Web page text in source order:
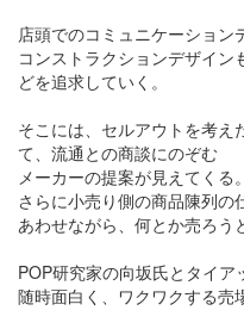
店頭でのコミュニケーション
コンストラクションデザイ
どを追求していく。
そこには、セルアウトを考え
て、流通との商談にのぞむ
メーカーの提案が見えてくる。
さらに小売り側の商品陳列の
あわせながら、何とか売ろう
POP研究家の向坂氏とタイア
随時面白く、ワクワクする売